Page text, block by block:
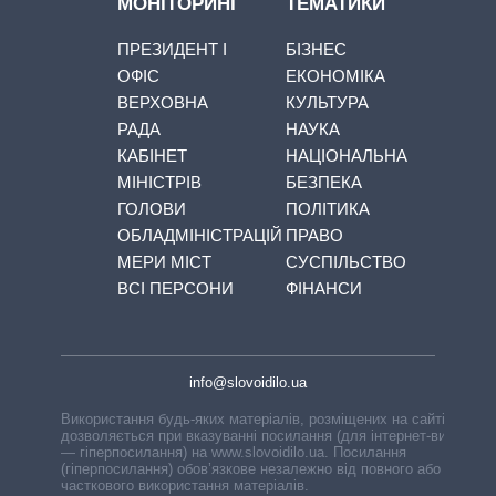
ПРЕЗИДЕНТ І
ОФІС
ВЕРХОВНА
РАДА
КАБІНЕТ
МІНІСТРІВ
ГОЛОВИ
ОБЛАДМІНІСТРАЦІЙ
МЕРИ МІСТ
ВСІ ПЕРСОНИ
БІЗНЕС
ЕКОНОМІКА
КУЛЬТУРА
НАУКА
НАЦІОНАЛЬНА
БЕЗПЕКА
ПОЛІТИКА
ПРАВО
СУСПІЛЬСТВО
ФІНАНСИ
info@slovoidilo.ua
Використання будь-яких матеріалів, розміщених на сайті,
дозволяється при вказуванні посилання (для інтернет-видань
— гіперпосилання) на www.slovoidilo.ua. Посилання
(гіперпосилання) обов’язкове незалежно від повного або
часткового використання матеріалів.